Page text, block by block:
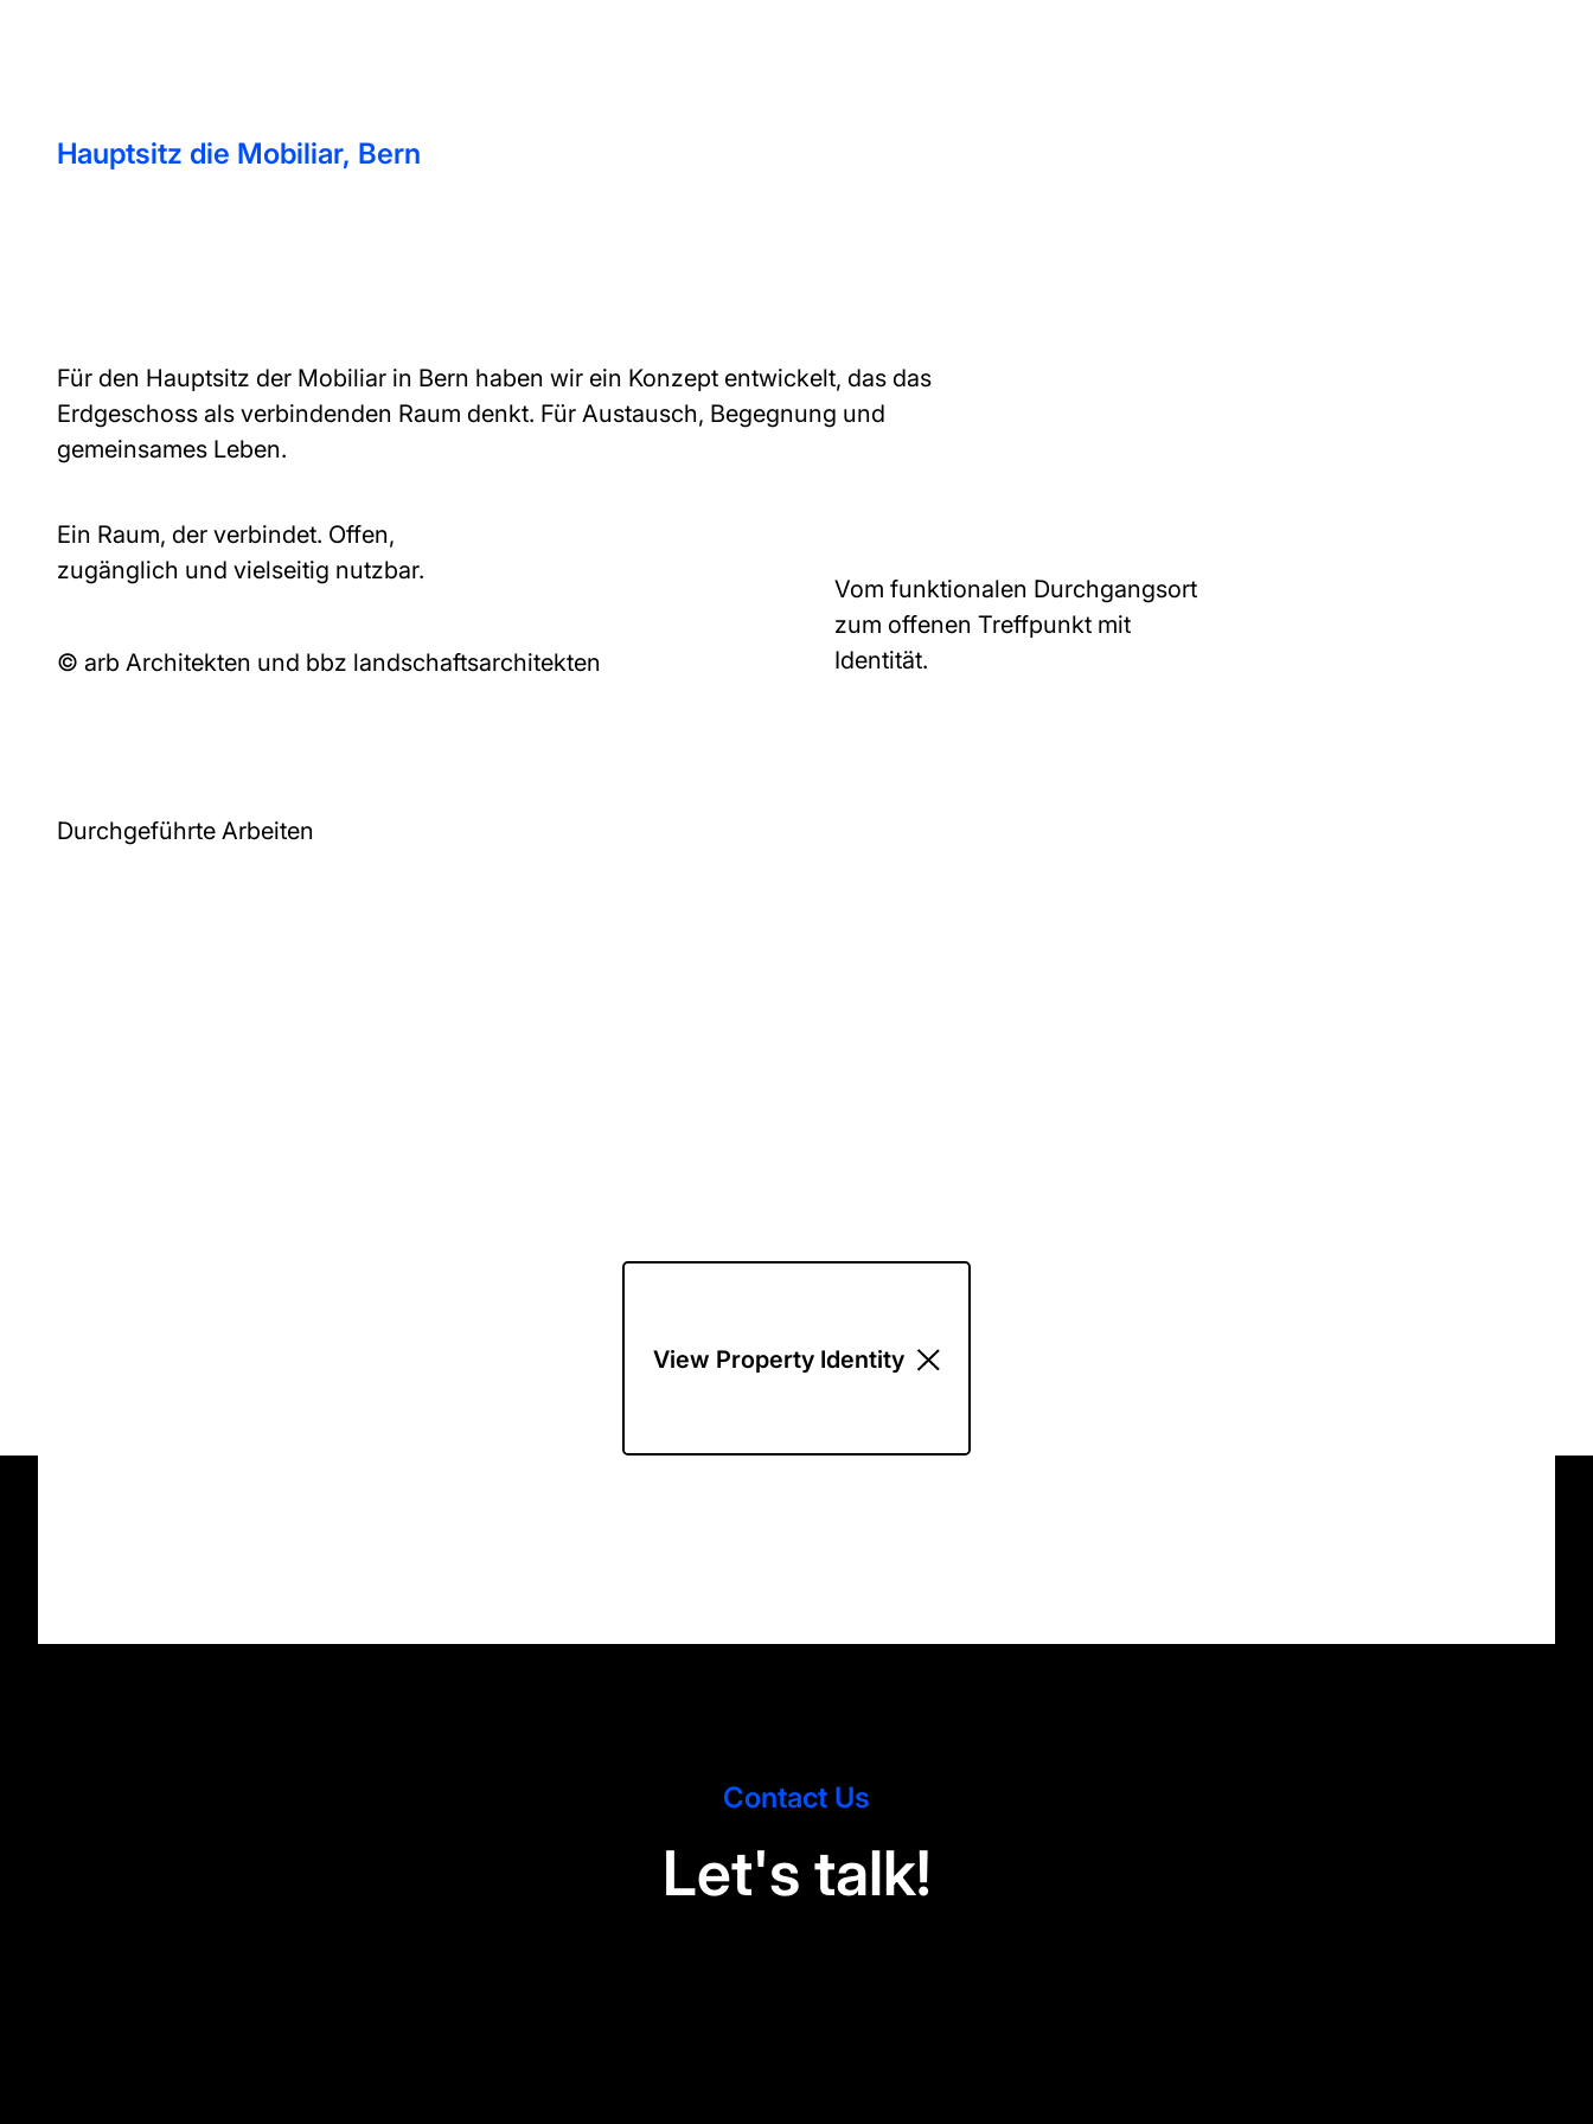
Hauptsitz die Mobiliar, Bern
Für den Hauptsitz der Mobiliar in Bern haben wir ein Konzept entwickelt, das das
Erdgeschoss als verbindenden Raum denkt. Für Austausch, Begegnung und
gemeinsames Leben.
Vom funktionalen Durchgangsort
zum offenen Treffpunkt mit
Identität.
Ein Raum, der verbindet. Offen,
zugänglich und vielseitig nutzbar.
© arb Architekten und bbz landschaftsarchitekten
Durchgeführte Arbeiten
View Property Identity
Contact Us
Let's talk!